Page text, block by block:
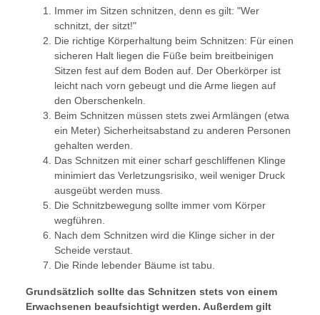
Immer im Sitzen schnitzen, denn es gilt: "Wer
schnitzt, der sitzt!"
Die richtige Körperhaltung beim Schnitzen: Für einen
sicheren Halt liegen die Füße beim breitbeinigen
Sitzen fest auf dem Boden auf. Der Oberkörper ist
leicht nach vorn gebeugt und die Arme liegen auf
den Oberschenkeln.
Beim Schnitzen müssen stets zwei Armlängen (etwa
ein Meter) Sicherheitsabstand zu anderen Personen
gehalten werden.
Das Schnitzen mit einer scharf geschliffenen Klinge
minimiert das Verletzungsrisiko, weil weniger Druck
ausgeübt werden muss.
Die Schnitzbewegung sollte immer vom Körper
wegführen.
Nach dem Schnitzen wird die Klinge sicher in der
Scheide verstaut.
Die Rinde lebender Bäume ist tabu.
Grundsätzlich sollte das Schnitzen stets von einem
Erwachsenen beaufsichtigt werden. Außerdem gilt